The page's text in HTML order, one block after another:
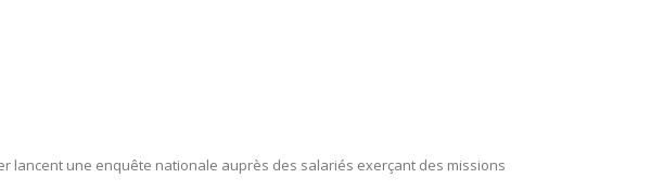
lancent une enquête nationale auprès des salariés exerçant des missions